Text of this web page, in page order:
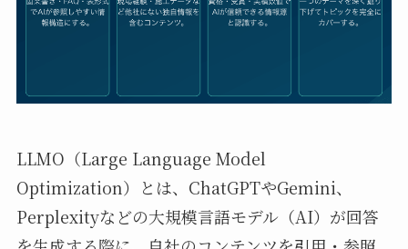
LLMO（Large Language Model
Optimization）とは、ChatGPTやGemini、
Perplexityなどの大規模言語モデル（AI）が回答